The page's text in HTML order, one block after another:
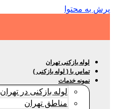
پرش به محتوا
لوله بازکنی تهران
تماس با ( لوله بازکنی )
نمونه خدمات
لوله بازکنی در تهران
مناطق تهران